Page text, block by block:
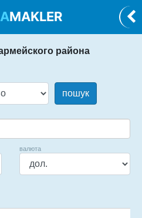
MAKLER
района
пошук
валюта